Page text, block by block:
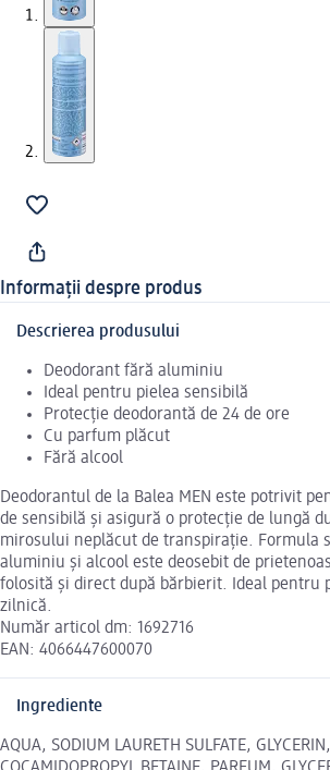
Informații despre produs
Descrierea produsului
Deodorant fără aluminiu
Ideal pentru pielea sensibilă
Protecție deodorantă de 24 de ore
Cu parfum plăcut
Fără alcool
Deodorantul de la Balea MEN este potrivit
de sensibilă și asigură o protecție de lungă
mirosului neplăcut de transpirație. Formula
aluminiu și alcool este deosebit de
folosită și direct după bărbierit. Ideal pentru
zilnică.
Număr articol dm: 1692716
EAN: 4066447600070
Ingrediente
AQUA, SODIUM LAURETH SULFATE,